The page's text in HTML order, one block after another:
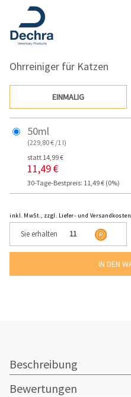
Ohrreiniger für Katzen
EINMALIG
50ml
(229,80 € /1 l)
statt 14,99 €
11,49 €
30-Tage-Bestpreis: 11,49 € (0%)
inkl. MwSt., zzgl. Liefer- und Versandkosten
Sie erhalten 11
Beschreibung
Bewertungen